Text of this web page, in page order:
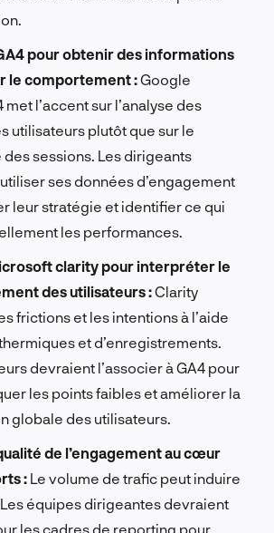
pour obtenir des informations
le comportement :Google
met l’accent sur l’analyse des
utilisateurs plutôt que sur le
sessions. Les dirigeants
ses données d’engagement
leur stratégie et identifier ce qui
les performances.
clarity pour interpréter le
des utilisateurs :Clarity
frictions et les intentions à l’aide
et d’enregistrements.
devraient l’associer à GA4 pour
les points faibles et améliorer la
globale des utilisateurs.
de l’engagement au cœur
: Le volume de trafic peut induire
équipes dirigeantes devraient
les cadres de reporting pour